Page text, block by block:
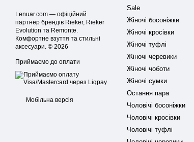
Lenuar.com — офіційний
партнер брендів Rieker, Rieker
Evolution та Remonte.
Комфортне взуття та стильні
аксесуари. © 2026
Приймаємо до оплати
Мобільна версія
Sale
Жіночі босоніжки
Жіночі кросівки
Жіночі туфлі
Жіночі черевики
Жіночі чоботи
Жіночі сумки
Остання пара
Чоловічі босоніжки
Чоловічі кросівки
Чоловічі туфлі